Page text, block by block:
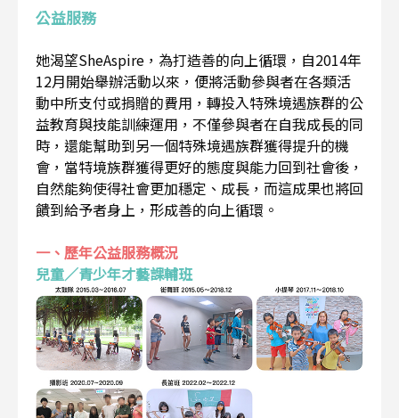
公益服務
她渴望SheAspire，為打造善的向上循環，自2014年
12月開始舉辦活動以來，便將活動參與者在各類活
動中所支付或捐贈的費用，轉投入特殊境遇族群的公
益教育與技能訓練運用，不僅參與者在自我成長的同
時，還能幫助到另一個特殊境遇族群獲得提升的機
會，當特境族群獲得更好的態度與能力回到社會後，
自然能夠使得社會更加穩定、成長，而這成果也將回
饋到給予者身上，形成善的向上循環。
一、歷年公益服務概況
兒童／青少年才藝課輔班